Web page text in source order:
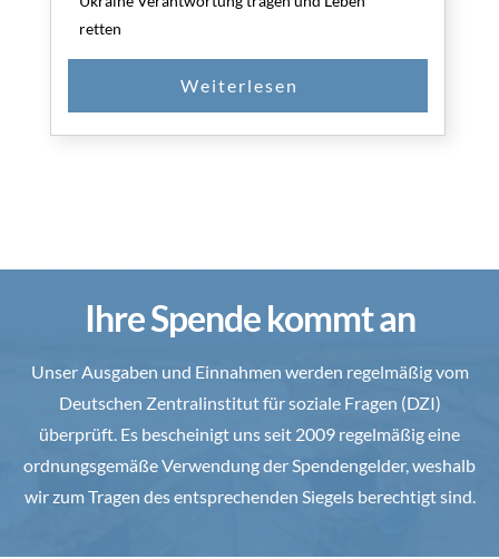
retten
Ihre Spende kommt an
Unser Ausgaben und Einnahmen werden regelmäßig vom
Deutschen Zentralinstitut für soziale Fragen (DZI)
überprüft. Es bescheinigt uns seit 2009 regelmäßig eine
ordnungsgemäße Verwendung der Spendengelder, weshalb
wir zum Tragen des entsprechenden Siegels berechtigt sind.